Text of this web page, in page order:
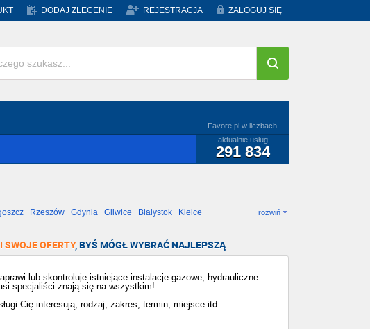
DODAJ ZLECENIE REJESTRACJA ZALOGUJ SIĘ
Favore.pl w liczbach
aktualnie usług
291 834
Rzeszów Gdynia Gliwice Białystok
Kielce
rozwiń
SWOJE OFERTY, BYŚ MÓGŁ WYBRAĆ NAJLEPSZĄ
lub skontroluje istniejące instalacje gazowe, hydrauliczne
specjaliści znają się na wszystkim!
Cię interesują; rodzaj, zakres, termin, miejsce itd.